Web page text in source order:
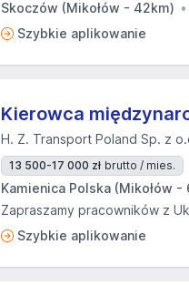
Skoczów (Mikołów - 42km)
Szybkie aplikowanie
Kierowca
H. Z. Transport Poland Sp. z
13 500-17 000 zł brutto / mies.
Kamienica Polska (Mikołów -
Zapraszamy pracowników z
Szybkie aplikowanie